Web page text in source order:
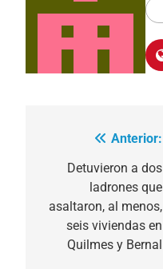
Navegación
entradas
Anterior:
Detuvieron a dos
ladrones que
asaltaron, al menos,
seis viviendas en
Quilmes y Bernal